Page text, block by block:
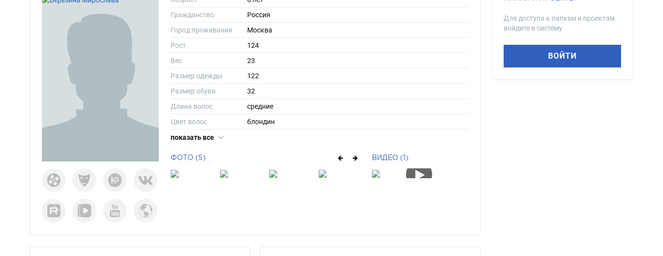
Гражданство
Россия
Город проживания
Москва
Рост
124
Вес
23
Размер одежды
122
Размер обуви
32
Длина волос
средние
Цвет волос
блондин
Цвет глаз
показать все
ФОТО (5) ВИДЕО (1)
Для доступа к папкам и проектам
войдите в систему
ВОЙТИ